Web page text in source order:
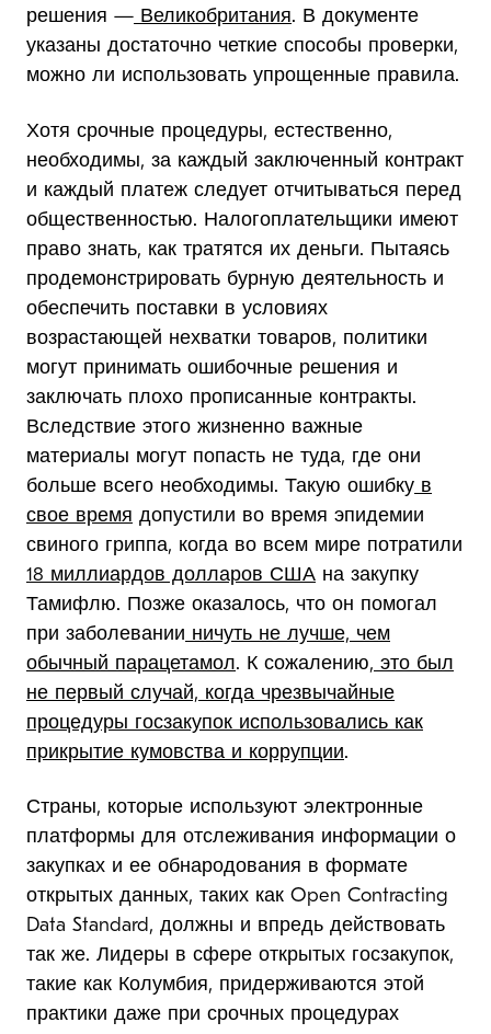
решения — Великобритания. В документе
указаны достаточно четкие способы проверки,
можно ли использовать упрощенные правила.
Хотя срочные процедуры, естественно,
необходимы, за каждый заключенный контракт
и каждый платеж следует отчитываться перед
общественностью. Налогоплательщики имеют
право знать, как тратятся их деньги. Пытаясь
продемонстрировать бурную деятельность и
обеспечить поставки в условиях
возрастающей нехватки товаров, политики
могут принимать ошибочные решения и
заключать плохо прописанные контракты.
Вследствие этого жизненно важные
материалы могут попасть не туда, где они
больше всего необходимы. Такую ошибку в
свое время допустили во время эпидемии
свиного гриппа, когда во всем мире потратили
18 миллиардов долларов США на закупку
Тамифлю. Позже оказалось, что он помогал
при заболевании ничуть не лучше, чем
обычный парацетамол. К сожалению, это был
не первый случай, когда чрезвычайные
процедуры госзакупок использовались как
прикрытие кумовства и коррупции.
Страны, которые используют электронные
платформы для отслеживания информации о
закупках и ее обнародования в формате
открытых данных, таких как Open Contracting
Data Standard, должны и впредь действовать
так же. Лидеры в сфере открытых госзакупок,
такие как Колумбия, придерживаются этой
практики даже при срочных процедурах